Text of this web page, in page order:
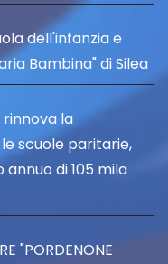
dell'infanzia e
Bambina" di Silea
rinnova la
scuole paritarie,
di 105 mila
"PORDENONE